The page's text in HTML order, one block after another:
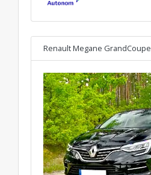
Renault Megane GrandCoupe